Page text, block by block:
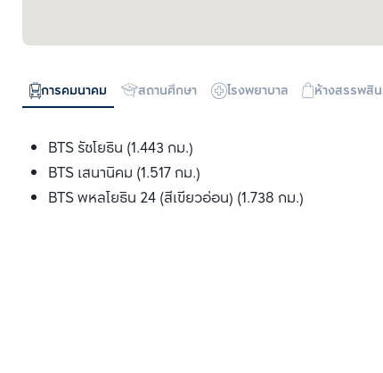
การคมนาคม สถานศึกษา โรงพยาบาล ห้างสรรพสิ
BTS รัชโยธิน (1.443 กม.)
BTS เสนานิคม (1.517 กม.)
BTS พหลโยธิน 24 (สีเขียวอ่อน) (1.738 กม.)